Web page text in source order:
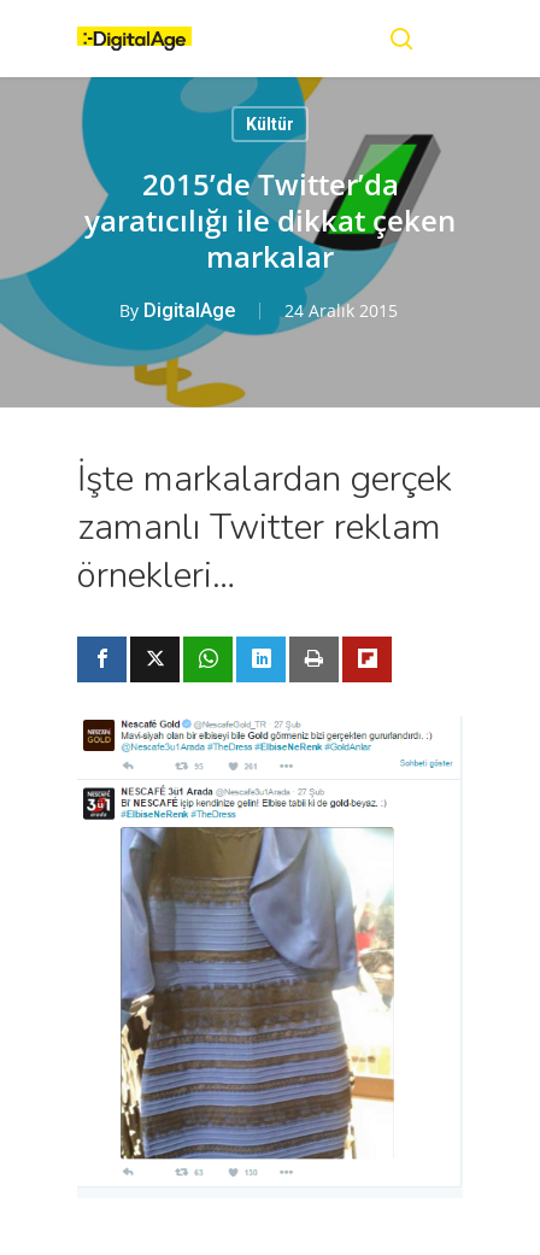
content
Kültür
2015’de Twitter’da
yaratıcılığı ile dikkat çeken
markalar
By DigitalAge 24 Aralık 2015
İşte markalardan gerçek
zamanlı Twitter reklam
örnekleri…